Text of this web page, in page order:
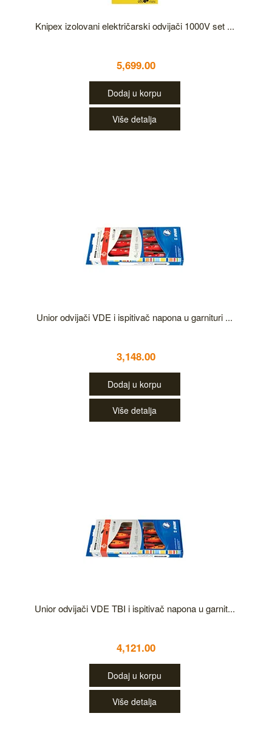
Knipex izolovani električarski odvijači 1000V set ...
5,699.00
Dodaj u korpu
Više detalja
Unior odvijači VDE i ispitivač napona u garnituri ...
3,148.00
Dodaj u korpu
Više detalja
Unior odvijači VDE TBI i ispitivač napona u garnit...
4,121.00
Dodaj u korpu
Više detalja